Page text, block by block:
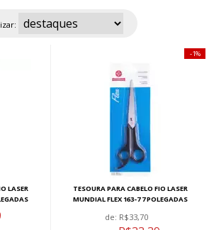
LASER
TESOURA PARA CABELO FIO LASER
MUNDIAL FLEX 163-7 7 POLEGADAS
de: R$33,70
1%